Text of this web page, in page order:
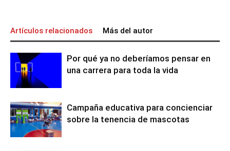
Artículos relacionados Más del autor
Por qué ya no deberíamos pensar en
una carrera para toda la vida
Campaña educativa para concienciar
sobre la tenencia de mascotas